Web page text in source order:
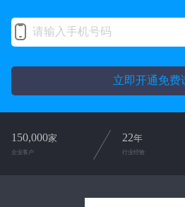
立即开通免费
150,000家
企业客户
22年
行业经验